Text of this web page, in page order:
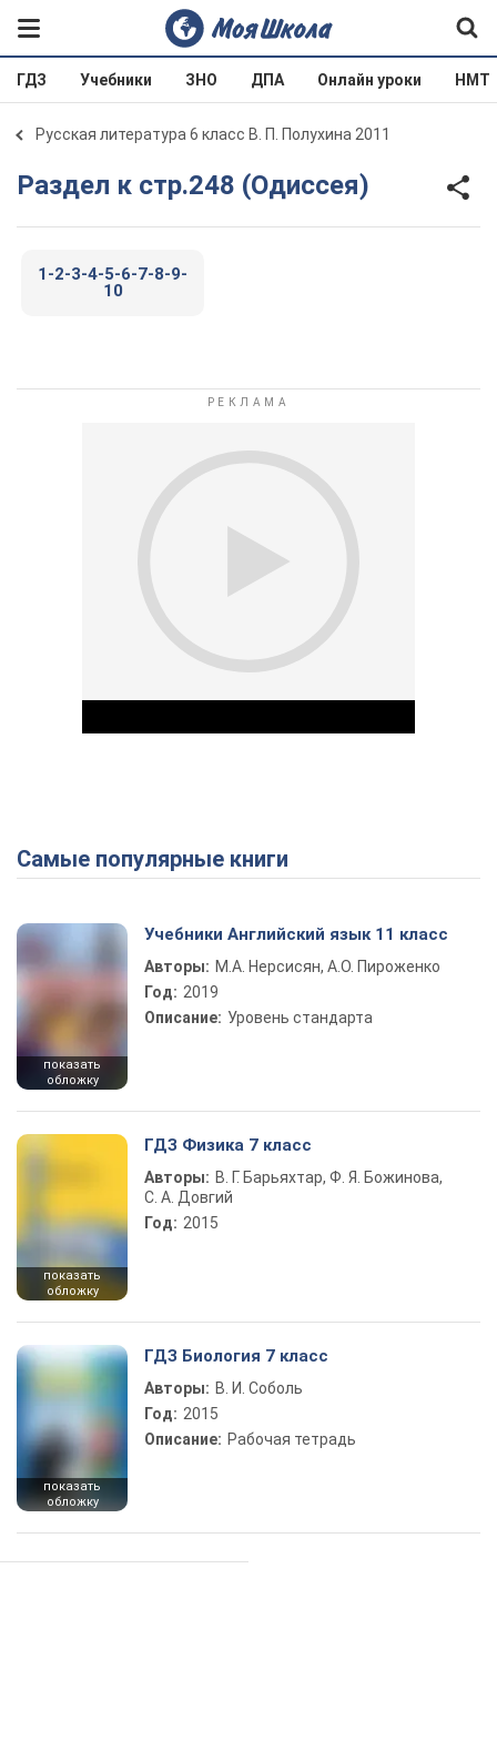
ГДЗ Учебники ЗНО ДПА Онлайн уроки НМТ
Русская литература 6 класс В. П. Полухина 2011
Раздел к стр.248 (Одиссея)
1-2-3-4-5-6-7-8-9-
10
Play Video
Самые популярные книги
показать
обложку
Учебники Английский язык 11 класс
Авторы: М.А. Нерсисян, А.О. Пироженко
Год: 2019
Описание: Уровень стандарта
показать
обложку
ГДЗ Физика 7 класс
Авторы: В. Г. Барьяхтар, Ф. Я. Божинова,
С. А. Довгий
Год: 2015
показать
обложку
ГДЗ Биология 7 класс
Авторы: В. И. Соболь
Год: 2015
Описание: Рабочая тетрадь